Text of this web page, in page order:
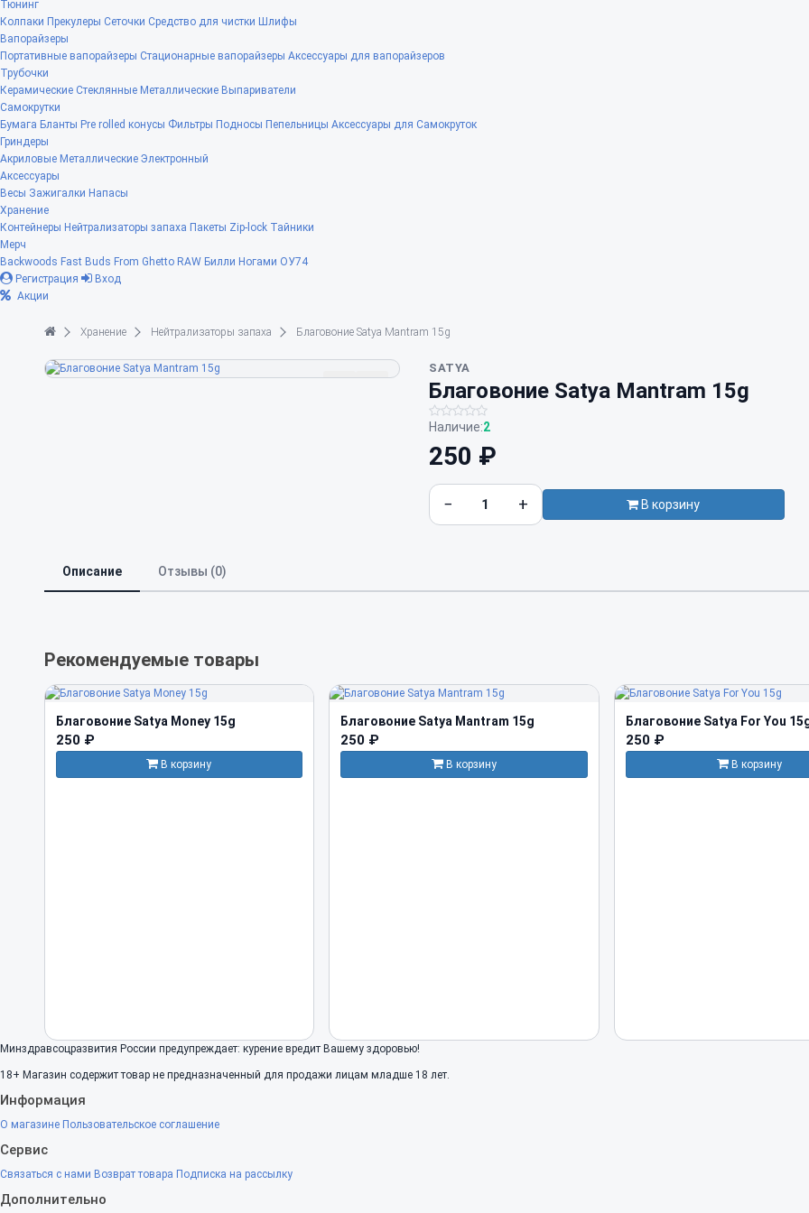
Тюнинг
Колпаки Прекулеры Сеточки Средство для чистки Шлифы
Вапорайзеры
Портативные вапорайзеры Стационарные вапорайзеры Аксессуары для вапорайзеров
Трубочки
Керамические Стеклянные Металлические Выпариватели
Самокрутки
Бумага Бланты Pre rolled конусы Фильтры Подносы Пепельницы Аксессуары для Самокруток
Гриндеры
Акриловые Металлические Электронный
Аксессуары
Весы Зажигалки Напасы
Хранение
Контейнеры Нейтрализаторы запаха Пакеты Zip-lock Тайники
Мерч
Backwoods Fast Buds From Ghetto RAW Билли Ногами ОУ74
Регистрация
Вход
Акции
Хранение Нейтрализаторы запаха Благовоние Satya Mantram 15g
SATYA
Благовоние Satya Mantram 15g
Наличие:2
250 ₽
− + В корзину
Описание Отзывы (0)
Рекомендуемые товары
Благовоние Satya Money 15g
250 ₽
В корзину
Благовоние Satya Mantram 15g
250 ₽
В корзину
Благовоние Satya For You
250 ₽
В корзину
Минздравсоцразвития России предупреждает: курение вредит Вашему здоровью!
18+ Магазин содержит товар не предназначенный для продажи лицам младше 18 лет.
Информация
О магазине Пользовательское соглашение
Сервис
Связаться с нами Возврат товара Подписка на рассылку
Дополнительно